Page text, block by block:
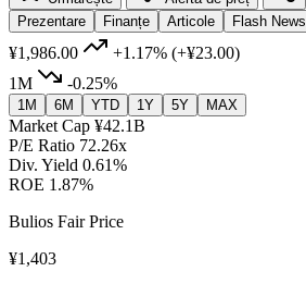
Prezentare
Finanțe Articole Flash News
¥1,986.00 +1.17% (+¥23.00)
1M
-0.25%
1M 6M YTD 1Y 5Y MAX
Market Cap ¥42.1B
P/E Ratio 72.26x
Div. Yield 0.61%
ROE 1.87%
Bulios Fair Price
¥1,403